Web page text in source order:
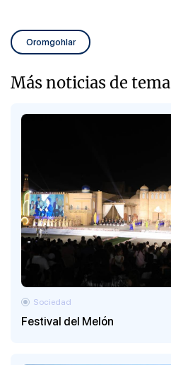
Oromgohlar
Más noticias de tema
Festival del Melón
Sociedad